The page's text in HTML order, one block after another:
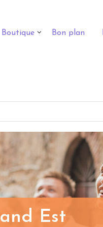
Boutique Bon plan
Est